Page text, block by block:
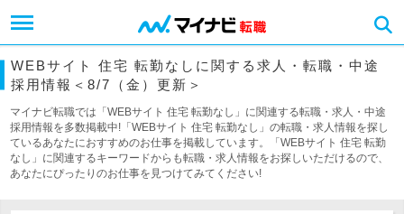
WEBサイト 住宅 転勤なしに関する求人・転職・中途
採用情報＜8/7（金）更新＞
マイナビ転職では「WEBサイト 住宅 転勤なし」に関連する転職・求人・中途
採用情報を多数掲載中!「WEBサイト 住宅 転勤なし」の転職・求人情報を探し
ているあなたにおすすめのお仕事を掲載しています。「WEBサイト 住宅 転勤
なし」に関連するキーワードからも転職・求人情報をお探しいただけるので、
あなたにぴったりのお仕事を見つけてみてください!